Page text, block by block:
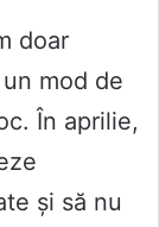
doar
mod de
În aprilie,
și să nu